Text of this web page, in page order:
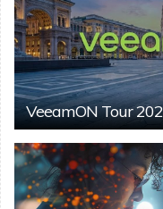
VeeamON Tour